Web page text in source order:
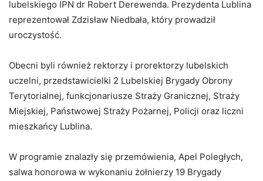
lubelskiego IPN dr Robert Derewenda. Prezydenta Lublina
reprezentował Zdzisław Niedbała, który prowadził
uroczystość.
Obecni byli również rektorzy i prorektorzy lubelskich
uczelni, przedstawicielki 2 Lubelskiej Brygady Obrony
Terytorialnej, funkcjonariusze Straży Granicznej, Straży
Miejskiej, Państwowej Straży Pożarnej, Policji oraz liczni
mieszkańcy Lublina.
W programie znalazły się przemówienia, Apel Poległych,
salwa honorowa w wykonaniu żołnierzy 19 Brygady